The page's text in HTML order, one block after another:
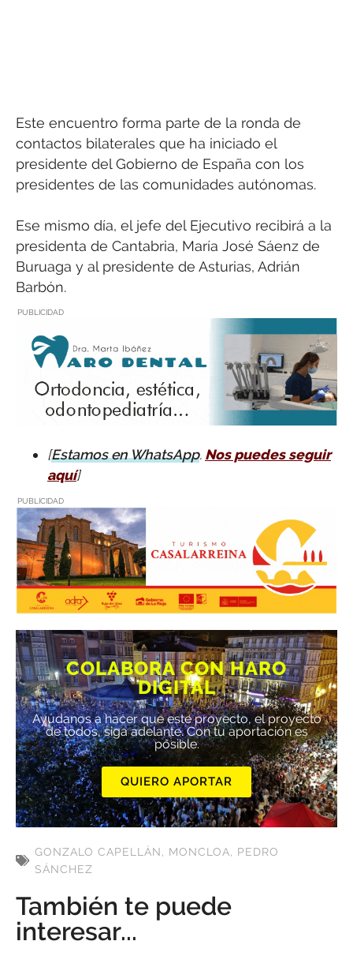
Este encuentro forma parte de la ronda de
contactos bilaterales que ha iniciado el
presidente del Gobierno de España con los
presidentes de las comunidades autónomas.
Ese mismo día, el jefe del Ejecutivo recibirá a la
presidenta de Cantabria, María José Sáenz de
Buruaga y al presidente de Asturias, Adrián
Barbón.
PUBLICIDAD
[Estamos en WhatsApp. Nos puedes seguir
aquí]
PUBLICIDAD
COLABORA CON HARO
DIGITAL
Ayúdanos a hacer que este proyecto, el proyecto
de todos, siga adelante. Con tu aportación es
posible.
QUIERO APORTAR
GONZALO CAPELLÁN, MONCLOA, PEDRO
SÁNCHEZ
También te puede
interesar...